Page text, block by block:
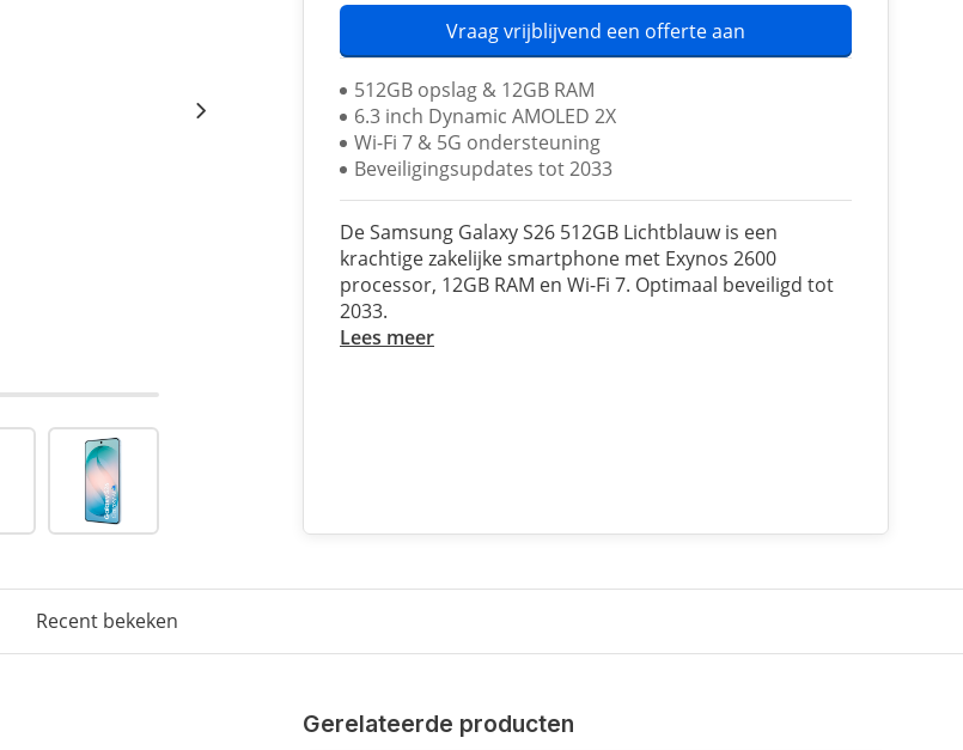
Vraag vrijblijvend een offerte aan
512GB opslag & 12GB RAM
6.3 inch Dynamic AMOLED 2X
Wi-Fi 7 & 5G ondersteuning
Beveiligingsupdates tot 2033
De Samsung Galaxy S26 512GB Lichtblauw is een
krachtige zakelijke smartphone met Exynos 2600
processor, 12GB RAM en Wi-Fi 7. Optimaal beveiligd tot
2033.
Lees meer
Recent bekeken
Gerelateerde producten